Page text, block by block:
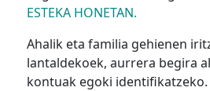
ESTEKA HONETAN.
Ahalik eta familia gehienen
lantaldekoek, aurrera begira
kontuak egoki identifikatzeko.